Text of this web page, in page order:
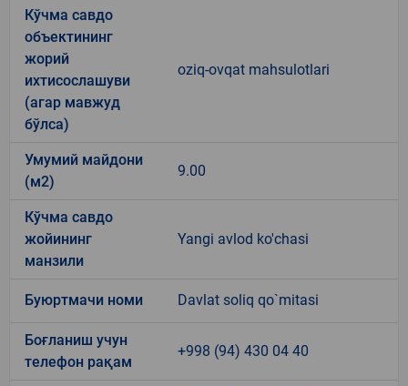
Кўчма савдо
объектининг
жорий
ихтисослашуви
(агар мавжуд
бўлса)
oziq-ovqat mahsulotlari
Умумий майдони
(м2)
9.00
Кўчма савдо
жойининг
манзили
Yangi avlod ko'chasi
Буюртмачи номи Davlat soliq qo`mitasi
Боғланиш учун
телефон рақам
+998 (94) 430 04 40